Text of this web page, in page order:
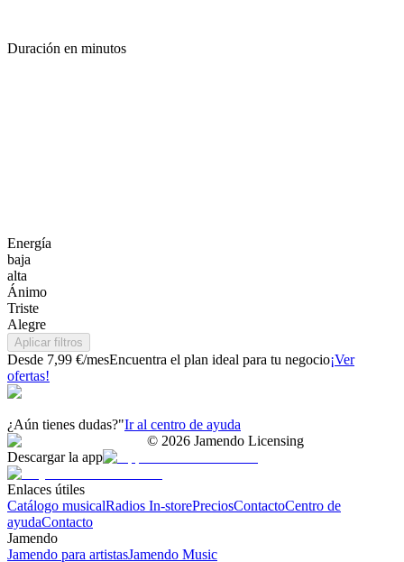
Duración en minutos
Energía
baja
alta
Ánimo
Triste
Alegre
Aplicar filtros
Desde 7,99 €/mesEncuentra el plan ideal para tu negocio¡Ver
ofertas!
¿Aún tienes dudas?"Ir al centro de ayuda
© 2026 Jamendo Licensing
Descargar la app
Enlaces útiles
Catálogo musicalRadios In-storePreciosContactoCentro de
ayudaContacto
Jamendo
Jamendo para artistasJamendo Music